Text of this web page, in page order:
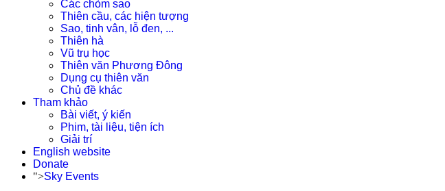
Các chòm sao
Thiên cầu, các hiện tượng
Sao, tinh vân, lỗ đen, ...
Thiên hà
Vũ trụ học
Thiên văn Phương Đông
Dụng cụ thiên văn
Chủ đề khác
Tham khảo
Bài viết, ý kiến
Phim, tài liệu, tiện ích
Giải trí
English website
Donate
">Sky Events